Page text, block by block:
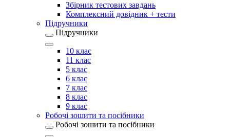
Збірник тестових завдань
Комплексний довідник + тести
Підручники
Підручники
10 клас
11 клас
5 клас
6 клас
7 клас
8 клас
9 клас
Робочі зошити та посібники
Робочі зошити та посібники